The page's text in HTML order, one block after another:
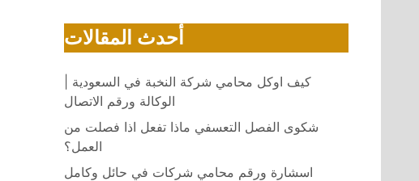
أحدث المقالات
كيف اوكل محامي شركة النخبة في السعودية |
الوكالة ورقم الاتصال
شكوى الفصل التعسفي ماذا تفعل اذا فصلت من
العمل؟
اسشارة ورقم محامي شركات في حائل وكامل